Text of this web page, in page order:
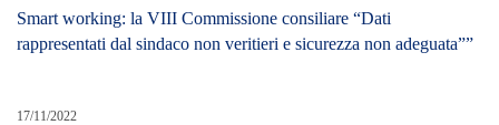
Smart working: la VIII Commissione consiliare “Dati
rappresentati dal sindaco non veritieri e sicurezza non adeguata””
17/11/2022